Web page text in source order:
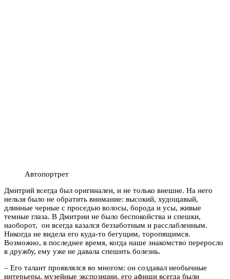
Автопортрет
Дмитрий всегда был оригинален, и не только внешне. На него
нельзя было не обратить внимание: высокий, худощавый,
длинные черные с проседью волосы, борода и усы, живые
темные глаза. В Дмитрии не было беспокойства и спешки,
наоборот, он всегда казался беззаботным и расслабленным.
Никогда не видела его куда-то бегущим, торопящимся.
Возможно, в последнее время, когда наше знакомство переросло
в дружбу, ему уже не давала спешить болезнь.
– Его талант проявлялся во многом: он создавал необычные
интерьеры, музейные экспозиции, его афиши всегда были